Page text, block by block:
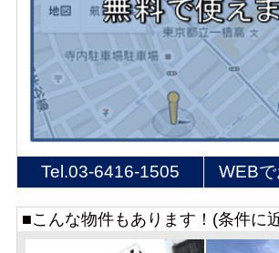
Tel.03-6416-1505 WEB
■こんな物件もあります！(条件に